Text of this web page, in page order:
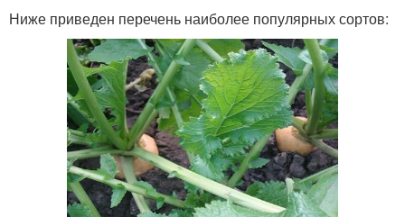
Ниже приведен перечень наиболее популярных сортов: